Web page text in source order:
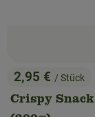
, Preis:
2,95 € / Stück
Crispy